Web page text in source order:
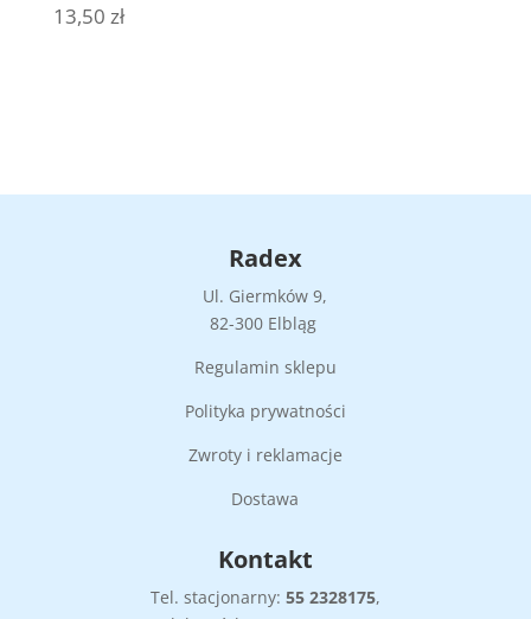
13,50 zł
Radex
Ul. Giermków 9,
82-300 Elbląg
Regulamin sklepu
Polityka prywatności
Zwroty i reklamacje
Dostawa
Kontakt
Tel. stacjonarny: 55 2328175,